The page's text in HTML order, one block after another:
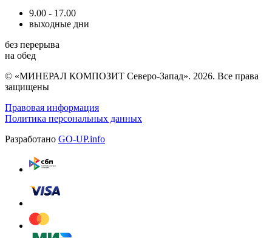
9.00 - 17.00
выходные дни
без перерыва
на обед
© «МИНЕРАЛ КОМПОЗИТ Северо-Запад». 2026. Все права
защищены
Правовая информация
Политика персональных данных
Разработано GO-UP.info